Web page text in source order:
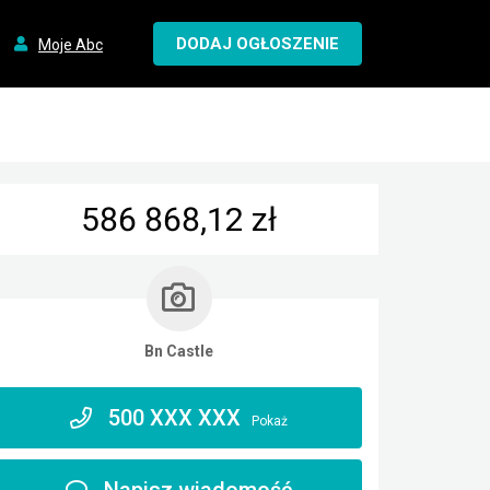
Moje Abc DODAJ OGŁOSZENIE
586 868,12 zł
Bn Castle
500 XXX XXX Pokaż